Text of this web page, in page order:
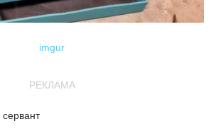
imgur
РЕКЛАМА